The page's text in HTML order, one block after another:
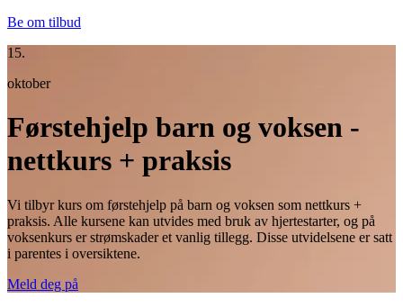
Be om tilbud
15.
oktober
Førstehjelp barn og voksen -
nettkurs + praksis
Vi tilbyr kurs om førstehjelp på barn og voksen som nettkurs +
praksis. Alle kursene kan utvides med bruk av hjertestarter, og på
voksenkurs er strømskader et vanlig tillegg. Disse utvidelsene er satt
i parentes i oversiktene.
Meld deg på